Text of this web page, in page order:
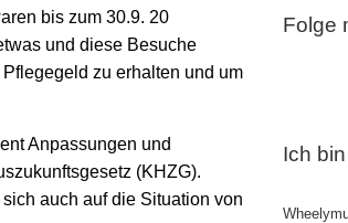
bis zum 30.9. 20
und diese Besuche
zu erhalten und um
Anpassungen und
(KHZG).
auch auf die Situation von
Folge
Ich